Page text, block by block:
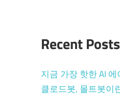
Recent Posts
지금 가장 핫한 AI
클로드봇, 몰트봇이